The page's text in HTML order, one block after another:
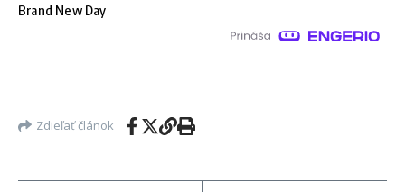
Brand New Day
Zdieľať článok